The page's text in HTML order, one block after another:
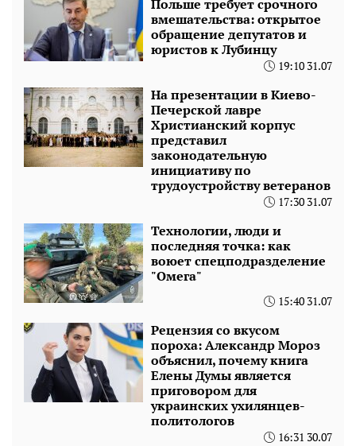
Польше требует срочного
вмешательства: открытое
обращение депутатов и
юристов к Лубинцу
19:10 31.07
На презентации в Киево-
Печерской лавре
Христианский корпус
представил
законодательную
инициативу по
трудоустройству ветеранов
17:30 31.07
Технологии, люди и
последняя точка: как
воюет спецподразделение
"Омега"
15:40 31.07
Рецензия со вкусом
пороха: Александр Мороз
объяснил, почему книга
Елены Думы является
приговором для
украинских ухилянцев-
политологов
16:31 30.07